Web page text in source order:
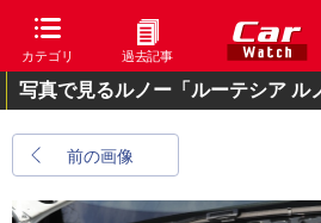
カテゴリ 過去記事
写真で見るルノー「ルーテシア ル
前の画像